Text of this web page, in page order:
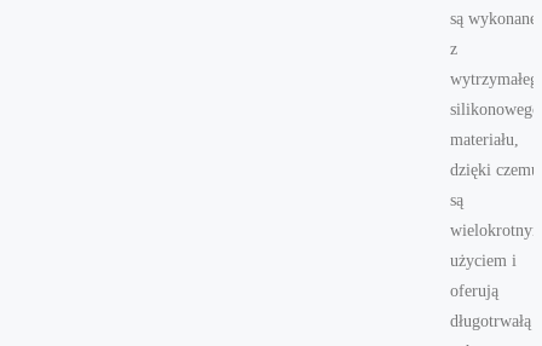
są wykonane
z
silikonowego
materiału,
dzięki czemu
są
użyciem i
oferują
długotrwałą